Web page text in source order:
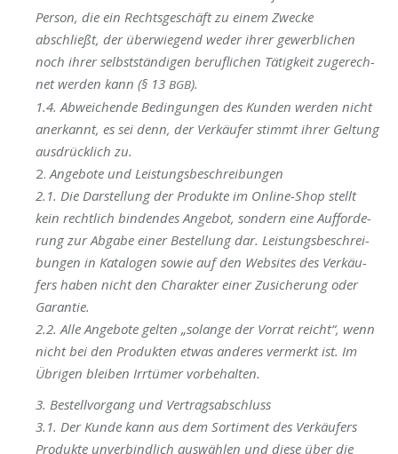
Per­son, die ein Rechts­ge­schäft zu einem Zwe­cke
abschließt, der über­wie­gend weder ihrer gewerb­li­chen
noch ihrer selbst­stän­di­gen beruf­li­chen Tätig­keit zuge­rech­
net wer­den kann (§ 13 BGB).
1.4. Abwei­chen­de Bedin­gun­gen des Kun­den wer­den nicht
aner­kannt, es sei denn, der Ver­käu­fer stimmt ihrer Gel­tung
aus­drück­lich zu.
2.Ange­bo­te und Leistungsbeschreibungen
2.1. Die Dar­stel­lung der Pro­duk­te im Online-Shop stellt
kein recht­lich bin­den­des Ange­bot, son­dern eine Auf­for­de­
rung zur Abga­be einer Bestel­lung dar. Leis­tungs­be­schrei­
bun­gen in Kata­lo­gen sowie auf den Web­sites des Ver­käu­
fers haben nicht den Cha­rak­ter einer Zusi­che­rung oder
Garantie.
2.2. Alle Ange­bo­te gel­ten „solan­ge der Vor­rat reicht“, wenn
nicht bei den Pro­duk­ten etwas ande­res ver­merkt ist. Im
Übri­gen blei­ben Irr­tü­mer vorbehalten.
3. Bestell­vor­gang und Vertragsabschluss
3.1. Der Kun­de kann aus dem Sor­ti­ment des Ver­käu­fers
Pro­duk­te unver­bind­lich aus­wäh­len und die­se über die